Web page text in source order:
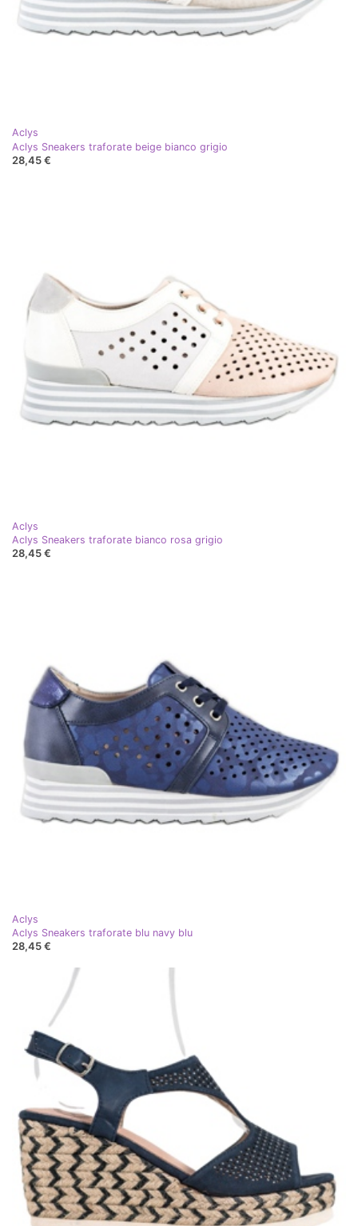
Aclys
Aclys Sneakers traforate beige bianco grigio
28,45 €
Aclys
Aclys Sneakers traforate bianco rosa grigio
28,45 €
Aclys
Aclys Sneakers traforate blu navy blu
28,45 €